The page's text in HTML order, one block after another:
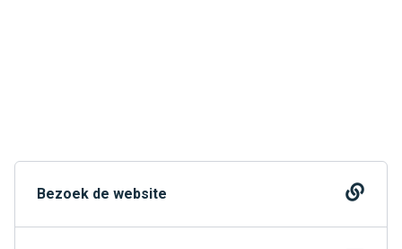
Bezoek de website